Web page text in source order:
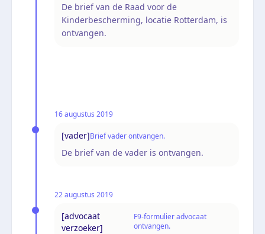
De brief van de Raad voor de
Kinderbescherming, locatie Rotterdam, is
ontvangen.
16 augustus 2019
[vader]Brief vader ontvangen.
De brief van de vader is ontvangen.
22 augustus 2019
[advocaat
verzoeker]
F9-formulier advocaat
ontvangen.